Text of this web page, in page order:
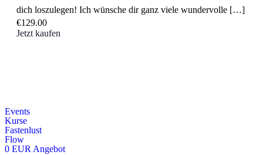
dich loszulegen! Ich wünsche dir ganz viele wundervolle […]
€129.00
Jetzt kaufen
Events
Kurse
Fastenlust
Flow
0 EUR Angebot